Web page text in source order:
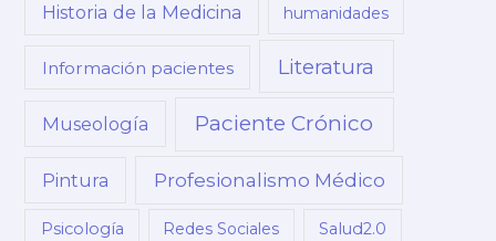
Historia de la Medicina humanidades
Información pacientes Literatura
Museología Paciente Crónico
Pintura Profesionalismo Médico
Psicología Redes Sociales Salud2.0